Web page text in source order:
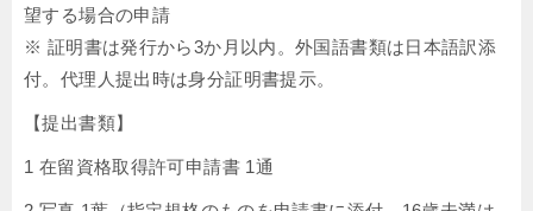
望する場合の申請
※ 証明書は発行から3か月以内。外国語書類は日本語訳添
付。代理人提出時は身分証明書提示。
【提出書類】
1 在留資格取得許可申請書 1通